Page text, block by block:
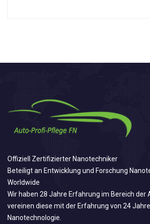
Offiziell Zertifizierter Nanotechniker
Beteiligt an Entwicklung und Forschung
Worldwide
Wir haben 28 Jahre Erfahrung im Bereich der
vereinen diese mit der Erfahrung von 24
Nanotechnologie.